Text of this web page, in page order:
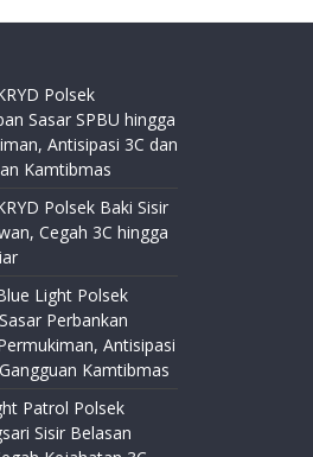
Polsek
Sasar SPBU hingga
Antisipasi 3C dan
Kamtibmas
Polsek Baki Sisir
Cegah 3C hingga
Light Polsek
Perbankan
Antisipasi
Kamtibmas
Patrol Polsek
Sisir Belasan